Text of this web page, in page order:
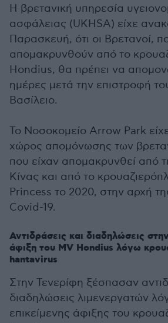
Η βρετανική υπηρεσία
ασφάλειας (UKHSA) είχε
Παρασκευή, ότι οι Βρετανοί,
απομακρυνθούν από το
Hondius, θα πρέπει να
ημέρες μετά την επιστροφή
Βασίλειο.
Το Νοσοκομείο Arrow Park
χώρος απομόνωσης των
που είχαν απομακρυνθεί από
Κίνας και από το
Princess το 2020, στην αρχή
Covid-19.
Αντιδράσεις και διαδηλώσεις
άφιξη του MV Hondius λόγω
hantavirus
Στην Τενερίφη ξέσπασαν
διαδηλώσεις λιμενεργατών
επικείμενης άφιξης του